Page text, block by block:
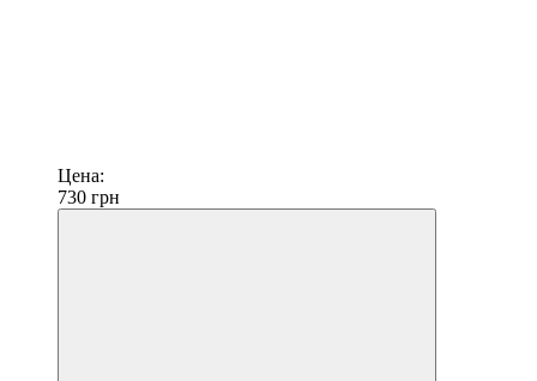
Цена:
730 грн